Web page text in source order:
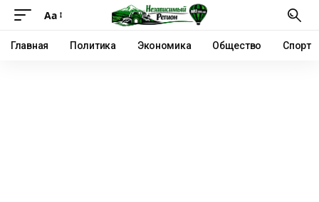
Аа
Главная Политика Экономика Общество Спорт